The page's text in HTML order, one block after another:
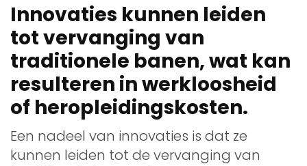
Innovaties kunnen leiden
tot vervanging van
traditionele banen, wat kan
resulteren in werkloosheid
of heropleidingskosten.
Een nadeel van innovaties is dat ze
kunnen leiden tot de vervanging van